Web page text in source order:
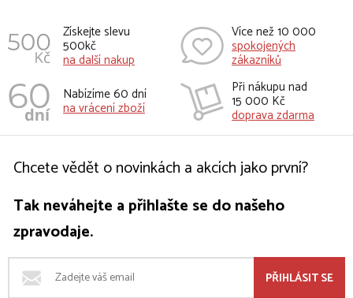
Získejte slevu
500kč
na další nakup
Více než 10 000
spokojených
zákazníků
Nabízíme 60 dní
na vrácení zboží
Při nákupu nad
15 000 Kč
doprava zdarma
Chcete vědět o novinkách a akcích jako první?
Tak neváhejte a přihlašte se do našeho
zpravodaje.
PŘIHLÁSIT SE